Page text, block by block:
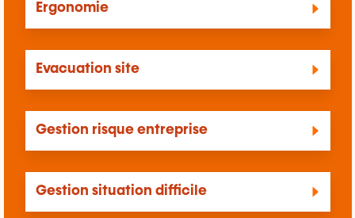
Ergonomie
Evacuation site
Gestion risque entreprise
Gestion situation difficile